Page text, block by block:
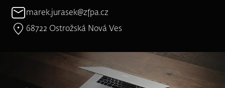
marek.jurasek@zfpa.cz
68722 Ostrožská Nová Ves